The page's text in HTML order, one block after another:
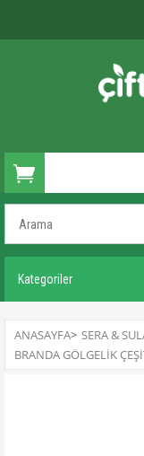
Kategoriler
ANASAYFA> SERA &
BRANDA GÖLGELIK